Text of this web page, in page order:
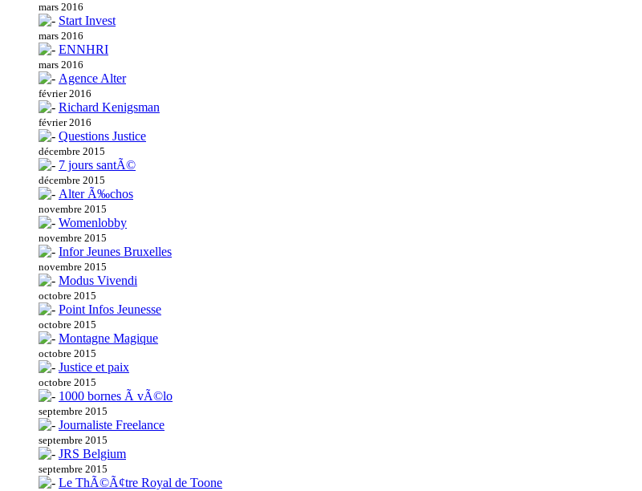
mars 2016
Start Invest
mars 2016
ENNHRI
mars 2016
Agence Alter
février 2016
Richard Kenigsman
février 2016
Questions Justice
décembre 2015
7 jours santÃ©
décembre 2015
Alter Ã‰chos
novembre 2015
Womenlobby
novembre 2015
Infor Jeunes Bruxelles
novembre 2015
Modus Vivendi
octobre 2015
Point Infos Jeunesse
octobre 2015
Montagne Magique
octobre 2015
Justice et paix
octobre 2015
1000 bornes Ã vÃ©lo
septembre 2015
Journaliste Freelance
septembre 2015
JRS Belgium
septembre 2015
Le ThÃ©Ã¢tre Royal de Toone